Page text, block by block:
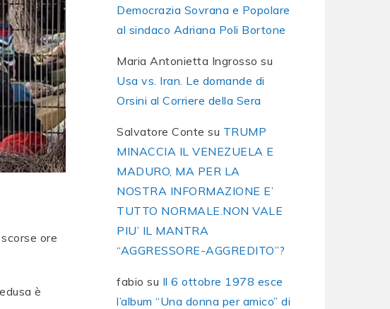
ore
è
Democrazia Sovrana e Popolare
al sindaco Adriana Poli Bortone
Maria Antonietta Ingrosso su
Usa vs. Iran. Le domande di
Orsini al Corriere della Sera
Salvatore Conte su TRUMP
MINACCIA IL VENEZUELA E
MADURO, MA PER LA
NOSTRA INFORMAZIONE E’
TUTTO NORMALE.NON VALE
PIU’ IL MANTRA
“AGGRESSORE-AGGREDITO”?
fabio su Il 6 ottobre 1978 esce
l’album “Una donna per amico” di